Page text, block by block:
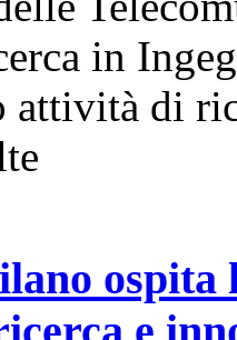
in
attività di